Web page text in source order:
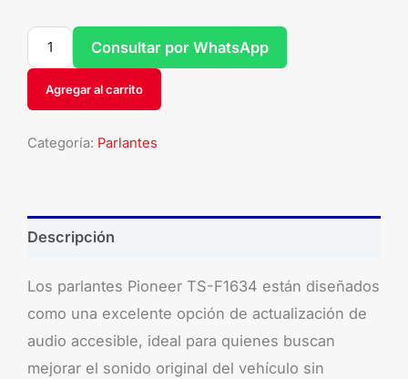
Agregar al carrito
Consultar por WhatsApp
Categoría: Parlantes
Descripción
Los parlantes Pioneer TS-F1634 están diseñados
como una excelente opción de actualización de
audio accesible, ideal para quienes buscan
mejorar el sonido original del vehículo sin